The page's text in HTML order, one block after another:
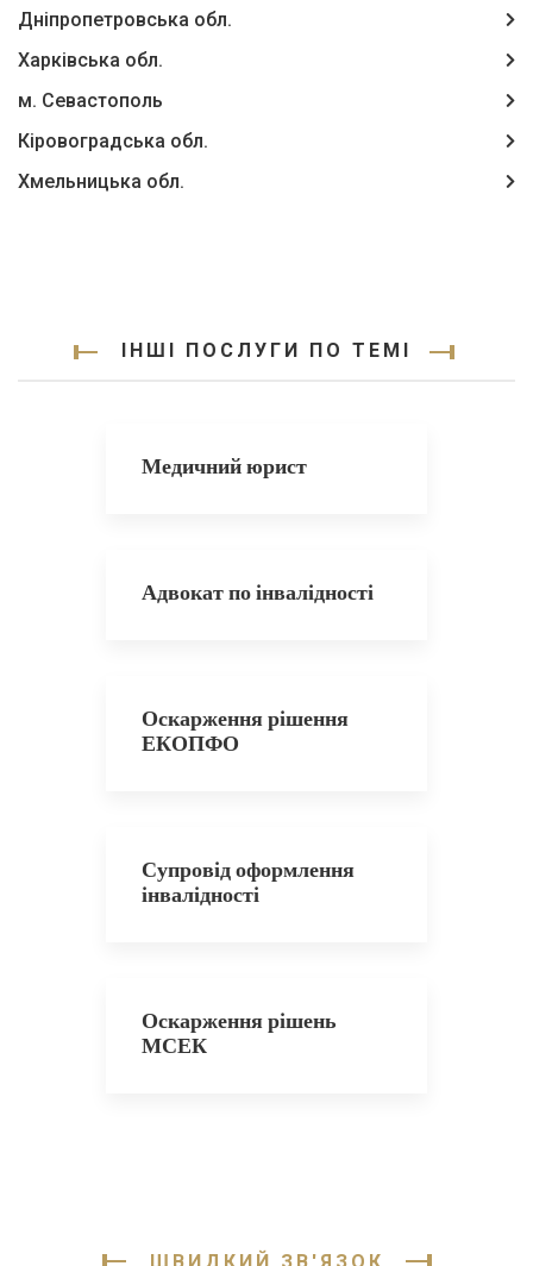
Дніпропетровська обл.
Харківська обл.
м. Севастополь
Кіровоградська обл.
Хмельницька обл.
ІНШІ ПОСЛУГИ ПО ТЕМІ
Медичний юрист
Адвокат по інвалідності
Оскарження рішення
ЕКОПФО
Супровід оформлення
інвалідності
Оскарження рішень
МСЕК